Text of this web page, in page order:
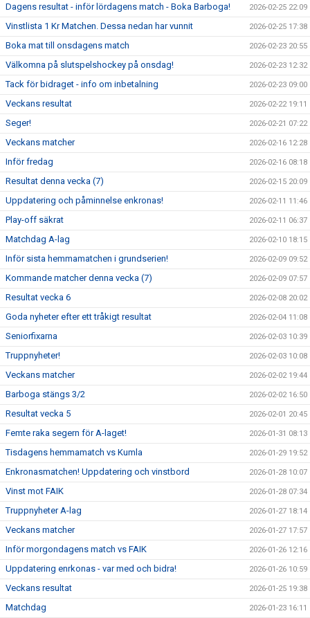
Dagens resultat - inför lördagens match - Boka Barboga! 2026-02-25 22:09
Vinstlista 1 Kr Matchen. Dessa nedan har vunnit 2026-02-25 17:38
Boka mat till onsdagens match 2026-02-23 20:55
Välkomna på slutspelshockey på onsdag! 2026-02-23 12:32
Tack för bidraget - info om inbetalning 2026-02-23 09:00
Veckans resultat 2026-02-22 19:11
Seger! 2026-02-21 07:22
Veckans matcher 2026-02-16 12:28
Inför fredag 2026-02-16 08:18
Resultat denna vecka (7) 2026-02-15 20:09
Uppdatering och påminnelse enkronas! 2026-02-11 11:46
Play-off säkrat 2026-02-11 06:37
Matchdag A-lag 2026-02-10 18:15
Inför sista hemmamatchen i grundserien! 2026-02-09 09:52
Kommande matcher denna vecka (7) 2026-02-09 07:57
Resultat vecka 6 2026-02-08 20:02
Goda nyheter efter ett tråkigt resultat 2026-02-04 11:08
Seniorfixarna 2026-02-03 10:39
Truppnyheter! 2026-02-03 10:08
Veckans matcher 2026-02-02 19:44
Barboga stängs 3/2 2026-02-02 16:50
Resultat vecka 5 2026-02-01 20:45
Femte raka segern för A-laget! 2026-01-31 08:13
Tisdagens hemmamatch vs Kumla 2026-01-29 19:52
Enkronasmatchen! Uppdatering och vinstbord 2026-01-28 10:07
Vinst mot FAIK 2026-01-28 07:34
Truppnyheter A-lag 2026-01-27 18:14
Veckans matcher 2026-01-27 17:57
Inför morgondagens match vs FAIK 2026-01-26 12:16
Uppdatering enrkonas - var med och bidra! 2026-01-26 10:59
Veckans resultat 2026-01-25 19:38
Matchdag 2026-01-23 16:11